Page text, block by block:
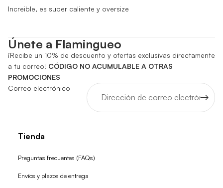
Increible, es super caliente y oversize
Únete a Flamingueo
¡Recibe un 10% de descuento y ofertas exclusivas directamente
a tu correo! CÓDIGO NO ACUMULABLE A OTRAS
PROMOCIONES
Correo electrónico
Tienda
Preguntas frecuentes (FAQs)
Envíos y plazos de entrega